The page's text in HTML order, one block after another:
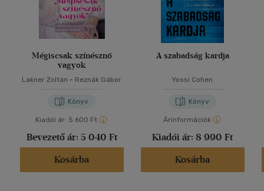
Mégiscsak színésznő
vagyok
Lakner Zoltán - Reznák Gábor
Könyv
Kiadói ár: 5 600 Ft
Bevezető ár: 5 040 Ft
Kosárba
A szabadság kardja
Yossi Cohen
Könyv
Árinformációk
Kiadói ár: 8 990 Ft
Kosárba